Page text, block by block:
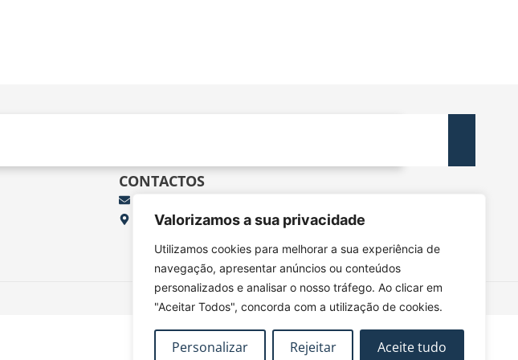
Valorizamos a sua privacidade
Utilizamos cookies para melhorar a sua experiência de
navegação, apresentar anúncios ou conteúdos
personalizados e analisar o nosso tráfego. Ao clicar em
"Aceitar Todos", concorda com a utilização de cookies.
Personalizar Rejeitar Aceite tudo
CONTACTOS
FUNDEC - IST - DECivil
Av. Rovisco Pais, 1049-001 Lisboa